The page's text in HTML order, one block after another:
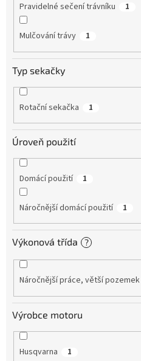
Pravidelné sečení trávníku 1
Mulčování trávy 1
Typ sekačky
Rotační sekačka 1
Úroveň použití
Domácí použití 1
Náročnější domácí použití 1
Výkonová třída ?
Náročnější práce, větší
Výrobce motoru
Husqvarna 1